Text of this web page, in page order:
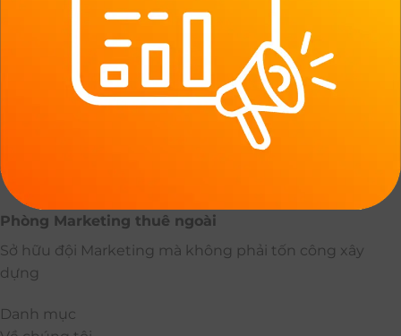
Phòng Marketing thuê ngoài
Sở hữu đội Marketing mà không phải tốn công xây
dựng
Danh mục